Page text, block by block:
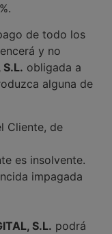
de todo los
y no
S.L. obligada a
alguna de
Cliente, de
es insolvente.
impagada
S.L. podrá